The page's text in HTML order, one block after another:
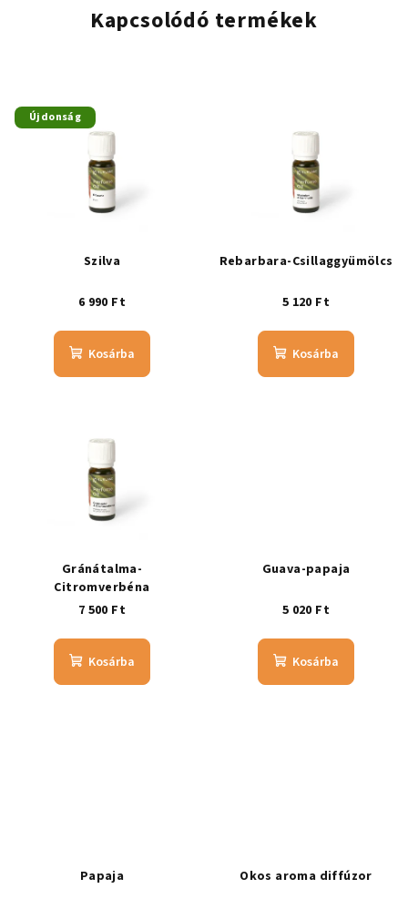
Kapcsolódó termékek
Újdonság
Szilva
6 990 Ft
Kosárba
Rebarbara-Csillaggyümölcs
5 120 Ft
Kosárba
Gránátalma-
Citromverbéna
7 500 Ft
Kosárba
Guava-papaja
5 020 Ft
Kosárba
Papaja Okos aroma diffúzor